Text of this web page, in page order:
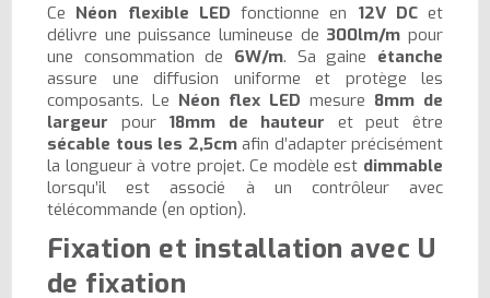
Ce Néon flexible LED fonctionne en 12V DCet
délivre une puissance lumineuse de 300lm/m pour
une consommation de 6W/m. Sa gaine étanche
assure une diffusion uniforme et protège les
composants. Le Néon flex LED mesure 8mm de
largeur pour 18mm de hauteur et peut être
sécable tous les 2,5cmafin d’adapter précisément
la longueur à votre projet. Ce modèle est dimmable
lorsqu’il est associé à un contrôleur avec
télécommande (en option).
Fixation et installation avec U
de fixation